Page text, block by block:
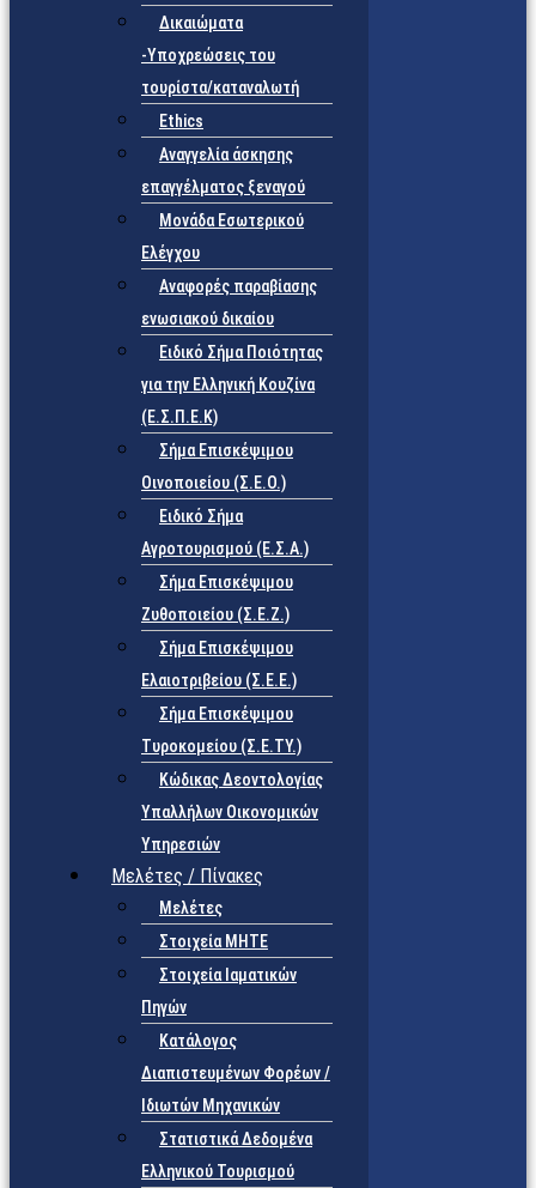
Δικαιώματα
-Υποχρεώσεις του
τουρίστα/καταναλωτή
Ethics
Αναγγελία άσκησης
επαγγέλματος ξεναγού
Μονάδα Εσωτερικού
Ελέγχου
Αναφορές παραβίασης
ενωσιακού δικαίου
Ειδικό Σήμα Ποιότητας
για την Ελληνική Κουζίνα
(Ε.Σ.Π.Ε.Κ)
Σήμα Επισκέψιμου
Οινοποιείου (Σ.Ε.Ο.)
Ειδικό Σήμα
Αγροτουρισμού (Ε.Σ.Α.)
Σήμα Επισκέψιμου
Ζυθοποιείου (Σ.Ε.Ζ.)
Σήμα Επισκέψιμου
Ελαιοτριβείου (Σ.Ε.Ε.)
Σήμα Επισκέψιμου
Τυροκομείου (Σ.Ε.TY.)
Κώδικας Δεοντολογίας
Υπαλλήλων Οικονομικών
Υπηρεσιών
Μελέτες / Πίνακες
Μελέτες
Στοιχεία ΜΗΤΕ
Στοιχεία Ιαματικών
Πηγών
Κατάλογος
Διαπιστευμένων Φορέων /
Ιδιωτών Μηχανικών
Στατιστικά Δεδομένα
Ελληνικού Τουρισμού